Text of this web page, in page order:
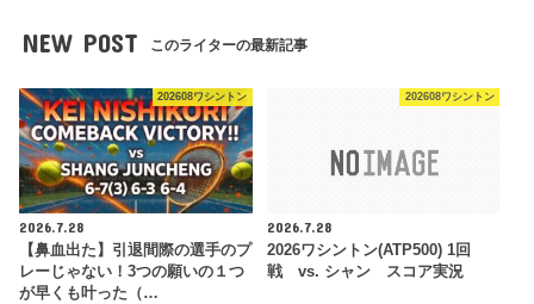
NEW POST このライターの最新記事
202608ワシントン
2026.7.28
【鼻血出た】引退間際の選手のプ
レーじゃない！3つの願いの１つ
が早くも叶った（…
202608ワシントン
2026.7.28
2026ワシントン(ATP500) 1回
戦 vs. シャン スコア実況